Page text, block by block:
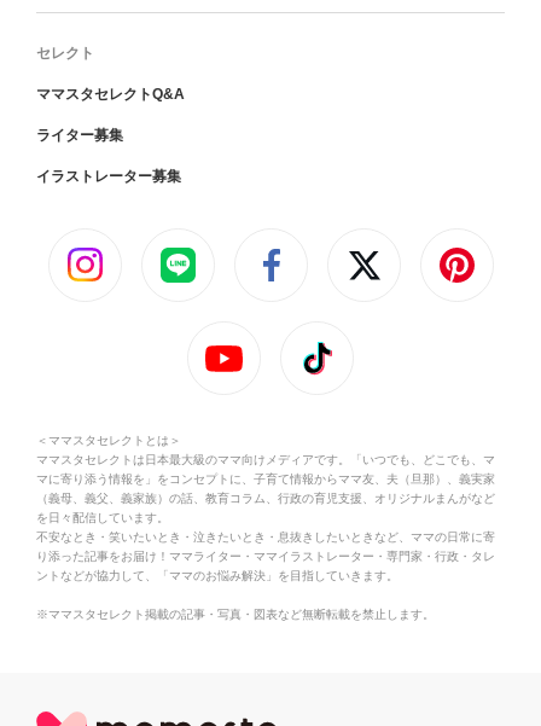
セレクト
ママスタセレクトQ&A
ライター募集
イラストレーター募集
＜ママスタセレクトとは＞
ママスタセレクトは日本最大級のママ向けメディアです。「いつでも、どこでも、マ
マに寄り添う情報を」をコンセプトに、子育て情報からママ友、夫（旦那）、義実家
（義母、義父、義家族）の話、教育コラム、行政の育児支援、オリジナルまんがなど
を日々配信しています。
不安なとき・笑いたいとき・泣きたいとき・息抜きしたいときなど、ママの日常に寄
り添った記事をお届け！ママライター・ママイラストレーター・専門家・行政・タレ
ントなどが協力して、「ママのお悩み解決」を目指していきます。
※ママスタセレクト掲載の記事・写真・図表など無断転載を禁止します。